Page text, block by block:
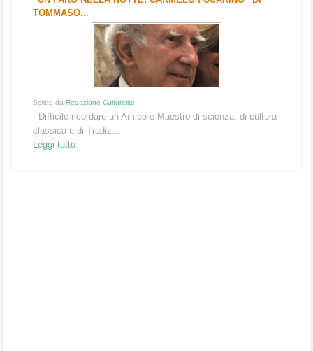
TOMMASO...
Scritto da Redazione Culturelite
Difficile ricordare un Amico e Maestro di scienza, di cultura
classica e di Tradiz...
Leggi tutto